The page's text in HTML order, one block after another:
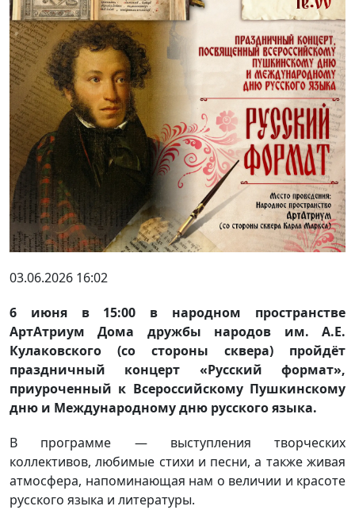
03.06.2026 16:02
6 июня в 15:00 в народном пространстве
АртАтриум Дома дружбы народов им. А.Е.
Кулаковского (со стороны сквера) пройдёт
праздничный концерт «Русский формат»,
приуроченный к Всероссийскому Пушкинскому
дню и Международному дню русского языка.
В программе — выступления творческих
коллективов, любимые стихи и песни, а также живая
атмосфера, напоминающая нам о величии и красоте
русского языка и литературы.